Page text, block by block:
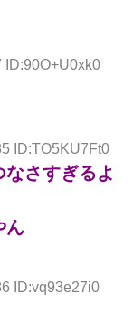
ID:90O+U0xk0
ID:TO5KU7Ft0
さすぎるよ
ん
ID:vq93e27i0